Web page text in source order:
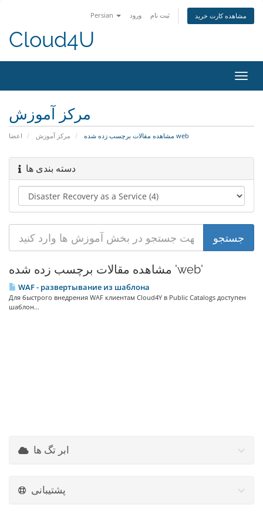
Persian ورود ثبت نام مشاهده کارت خرید
Cloud4U
تغییر
مرکز آموزش
اعضا مرکز آموزش مشاهده مقالات برچسب زده شده web
دسته بندی ها
مشاهده مقالات برچسب زده شده 'web'
WAF - развертывание из шаблона
Для быстрого внедрения WAF клиентам Cloud4Y в Public Catalogs доступен
шаблон...
ابر تگ ها
پشتیبانی